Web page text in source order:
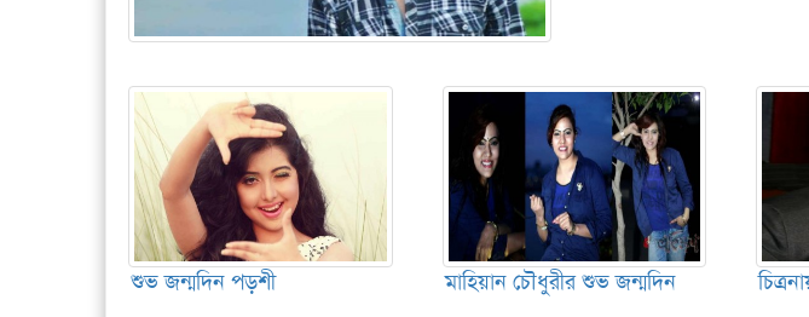
শুভ জন্মদিন পড়শী মাহিয়ান চৌধুরীর শুভ জন্মদিন